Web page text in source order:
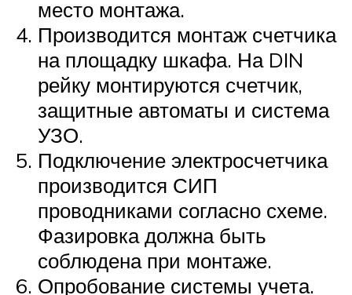
место монтажа.
Производится монтаж счетчика
на площадку шкафа. На DIN
рейку монтируются счетчик,
защитные автоматы и система
УЗО.
Подключение электросчетчика
производится СИП
проводниками согласно схеме.
Фазировка должна быть
соблюдена при монтаже.
Опробование системы учета.